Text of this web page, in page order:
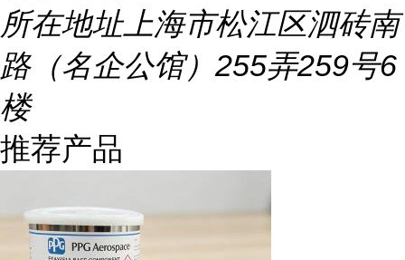
所在地址上海市松江区泗砖南
路（名企公馆）255弄259号6
楼
推荐产品